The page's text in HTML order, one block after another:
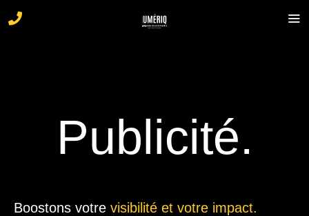
Publicité.
Boostons votre visibilité et votre impact.